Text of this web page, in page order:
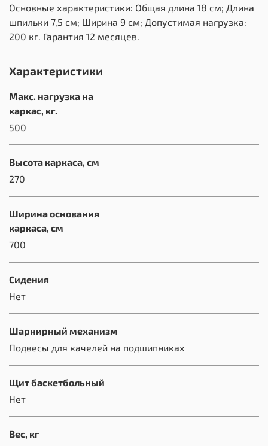
Основные характеристики: Общая длина 18 см; Длина
шпильки 7,5 см; Ширина 9 см; Допустимая нагрузка:
200 кг. Гарантия 12 месяцев.
Характеристики
Макс. нагрузка на
каркас, кг.
500
Высота каркаса, см
270
Ширина основания
каркаса, см
700
Сидения
Нет
Шарнирный механизм
Подвесы для качелей на подшипниках
Щит баскетбольный
Нет
Вес, кг